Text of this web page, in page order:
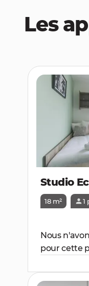
Les
Studio
18 m² 1
Nous
pour cette